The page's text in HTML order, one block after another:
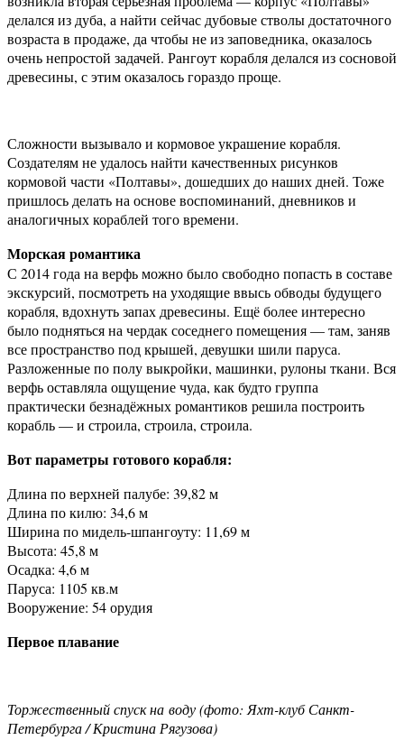
делался из дуба, а найти сейчас дубовые стволы достаточного
возраста в продаже, да чтобы не из заповедника, оказалось
очень непростой задачей. Рангоут корабля делался из сосновой
древесины, с этим оказалось гораздо проще.
Сложности вызывало и кормовое украшение корабля.
Создателям не удалось найти качественных рисунков
кормовой части «Полтавы», дошедших до наших дней. Тоже
пришлось делать на основе воспоминаний, дневников и
аналогичных кораблей того времени.
Морская романтика
С 2014 года на верфь можно было свободно попасть в составе
экскурсий, посмотреть на уходящие ввысь обводы будущего
корабля, вдохнуть запах древесины. Ещё более интересно
было подняться на чердак соседнего помещения — там, заняв
все пространство под крышей, девушки шили паруса.
Разложенные по полу выкройки, машинки, рулоны ткани. Вся
верфь оставляла ощущение чуда, как будто группа
практически безнадёжных романтиков решила построить
корабль — и строила, строила, строила.
Вот параметры готового корабля:
Длина по верхней палубе: 39,82 м
Длина по килю: 34,6 м
Ширина по мидель-шпангоуту: 11,69 м
Высота: 45,8 м
Осадка: 4,6 м
Паруса: 1105 кв.м
Вооружение: 54 орудия
Первое плавание
Торжественный спуск на воду (фото: Яхт-клуб Санкт-
Петербурга / Кристина Рягузова)